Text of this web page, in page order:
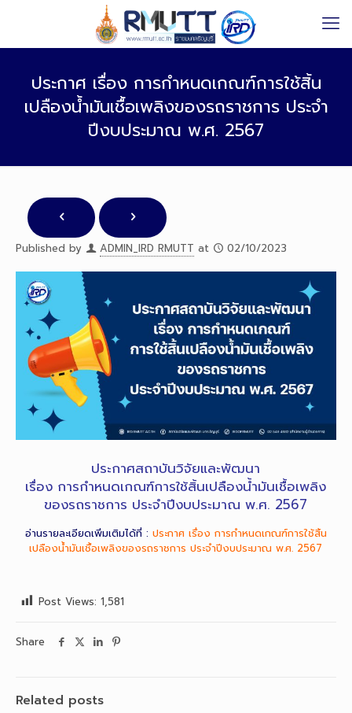
ประกาศ เรื่อง การกำหนดเกณฑ์การใช้สิ้น
เปลืองน้ำมันเชื้อเพลิงของรถราชการ ประจำ
ปีงบประมาณ พ.ศ. 2567
Published by ADMIN_IRD RMUTT at 02/10/2023
ประกาศสถาบันวิจัยและพัฒนา
เรื่อง การกำหนดเกณฑ์การใช้สิ้นเปลืองน้ำมันเชื้อเพลิง
ของรถราชการ ประจำปีงบประมาณ พ.ศ. 2567
อ่านรายละเอียดเพิ่มเติมได้ที่ : ประกาศ เรื่อง การกำหนดเกณฑ์การใช้สิ้น
เปลืองน้ำมันเชื้อเพลิงของรถราชการ ประจำปีงบประมาณ พ.ศ. 2567
Post Views: 1,581
Share
Related posts